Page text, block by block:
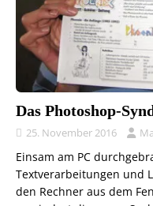
Das Photoshop-
25. November 2016
Einsam am PC
Textverarbeitungen und
den Rechner aus dem